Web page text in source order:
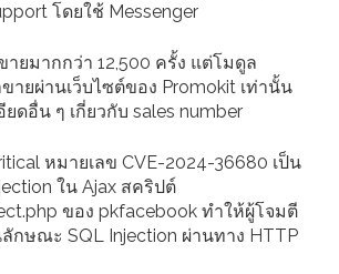
โดยใช้ Messenger
ายมากกว่า 12,500 ครั้ง แต่โมดูล
ายผ่านเว็บไซต์ของ Promokit เท่านั้น
ยดอื่น ๆ เกี่ยวกับ sales number
หมายเลข CVE-2024-36680 เป็น
ใน Ajax สคริปต์
ของ pkfacebook ทำให้ผู้โจมตี
กษณะ SQL Injection ผ่านทาง HTTP